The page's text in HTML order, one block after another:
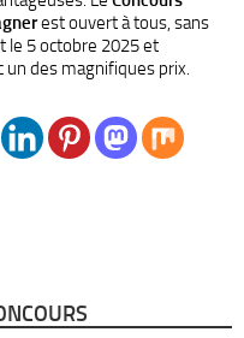
est ouvert à tous, sans
le 5 octobre 2025 et
un des magnifiques prix.